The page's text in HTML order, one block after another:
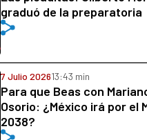
graduó de la preparatoria
7 Julio 202613:43 min
Para que Beas con
Osorio: ¿México irá por el
2038?